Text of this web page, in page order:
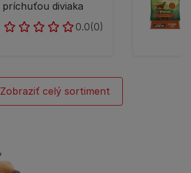
príchuťou diviaka
0.0(0)
Zobraziť celý sortiment